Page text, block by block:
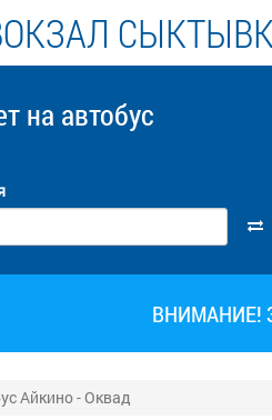
на автобус
ВНИМАНИЕ!
Айкино - Оквад